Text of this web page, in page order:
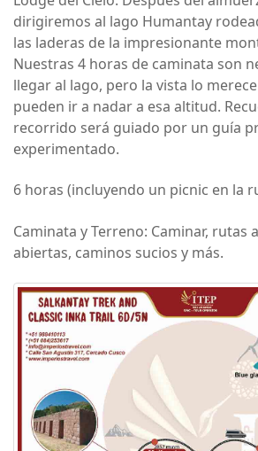
dirigiremos al lago Humantay
las laderas de la impresionante
Nuestras 4 horas de caminata son
llegar al lago, pero la vista lo
pueden ir a nadar a esa altitud.
recorrido será guiado por un guía
experimentado.
6 horas (incluyendo un picnic en la
Caminata y Terreno: Caminar, rutas
abiertas, caminos sucios y más.